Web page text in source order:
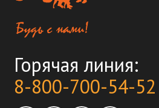
Горячая линия:
8-800-700-54-52